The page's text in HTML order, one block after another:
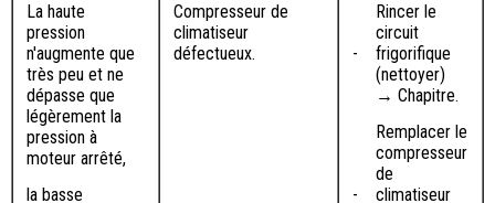
La haute
pression
n'augmente que
très peu et ne
dépasse que
légèrement la
pression à
moteur arrêté,
la basse
Compresseur de
climatiseur
défectueux.
-
Rincer le
circuit
frigorifique
(nettoyer)
→ Chapitre.
-
Remplacer le
compresseur
de
climatiseur